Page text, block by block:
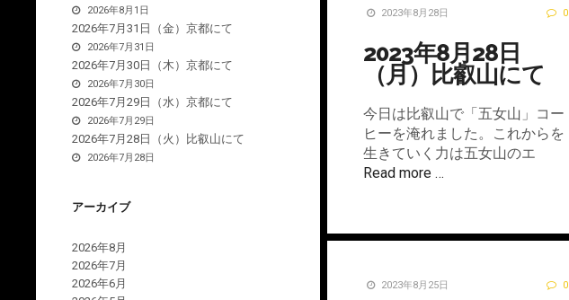
2023年8月28日 0
2023年8月28日
（月）比叡山にて
今日は比叡山で「五女山」コー
ヒーを淹れました。これからを
生きていく力は五女山のエ
Read more …
2023年8月25日 0
2026年8月1日
2026年7月31日（金）京都にて
2026年7月31日
2026年7月30日（木）京都にて
2026年7月30日
2026年7月29日（水）京都にて
2026年7月29日
2026年7月28日（火）比叡山にて
2026年7月28日
アーカイブ
2026年8月
2026年7月
2026年6月